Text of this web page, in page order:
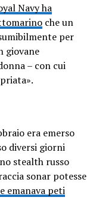
Navy ha
che un
per
giovane
– con cui
era emerso
diversi giorni
stealth russo
sonar potesse
emanava peti